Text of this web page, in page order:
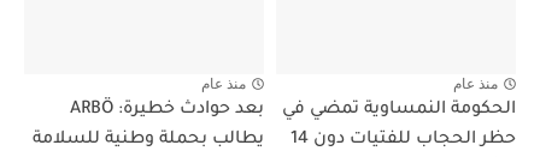
منذ عام
الحكومة النمساوية تمضي في
حظر الحجاب للفتيات دون 14
منذ عام
بعد حوادث خطيرة: ARBÖ
يطالب بحملة وطنية للسلامة